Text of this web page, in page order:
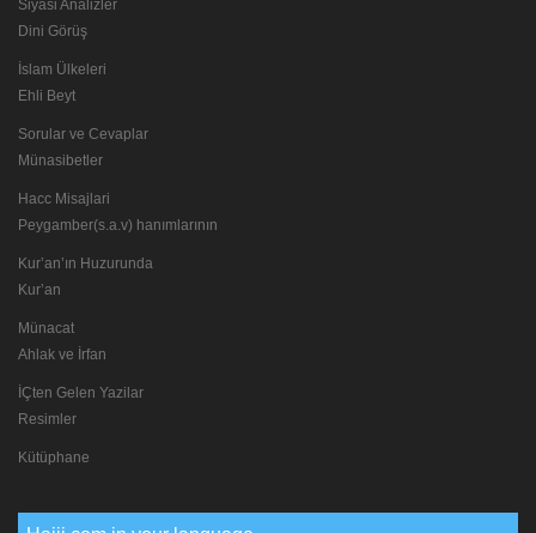
Siyasi Analizler
Dini Görüş
İslam Ülkeleri
Ehli Beyt
Sorular ve Cevaplar
Münasibetler
Hacc Misajlari
Peygamber(s.a.v) hanımlarının
Kur’an’ın Huzurunda
Kur’an
Münacat
Ahlak ve İrfan
İÇten Gelen Yazilar
Resimler
Kütüphane